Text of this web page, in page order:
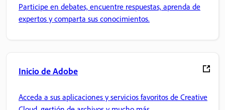
Participe en debates, encuentre respuestas, aprenda de
expertos y comparta sus conocimientos.
Inicio de Adobe
Acceda a sus aplicaciones y servicios favoritos de Creative